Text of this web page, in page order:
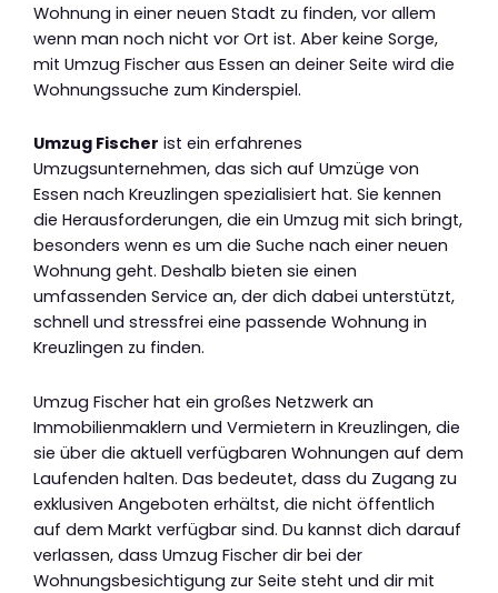
Wohnung in einer neuen Stadt zu finden, vor allem
wenn man noch nicht vor Ort ist. Aber keine Sorge,
mit Umzug Fischer aus Essen an deiner Seite wird die
Wohnungssuche zum Kinderspiel.
Umzug Fischer ist ein erfahrenes
Umzugsunternehmen, das sich auf Umzüge von
Essen nach Kreuzlingen spezialisiert hat. Sie kennen
die Herausforderungen, die ein Umzug mit sich bringt,
besonders wenn es um die Suche nach einer neuen
Wohnung geht. Deshalb bieten sie einen
umfassenden Service an, der dich dabei unterstützt,
schnell und stressfrei eine passende Wohnung in
Kreuzlingen zu finden.
Umzug Fischer hat ein großes Netzwerk an
Immobilienmaklern und Vermietern in Kreuzlingen, die
sie über die aktuell verfügbaren Wohnungen auf dem
Laufenden halten. Das bedeutet, dass du Zugang zu
exklusiven Angeboten erhältst, die nicht öffentlich
auf dem Markt verfügbar sind. Du kannst dich darauf
verlassen, dass Umzug Fischer dir bei der
Wohnungsbesichtigung zur Seite steht und dir mit